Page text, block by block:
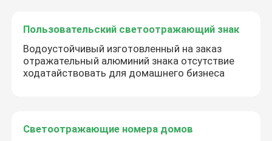
Пользовательский светоотражающий знак
Водоустойчивый изготовленный на заказ
отражательный алюминий знака отсутствие
ходатайствовать для домашнего бизнеса
Светоотражающие номера домов